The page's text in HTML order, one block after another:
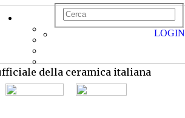
della ceramica italiana
LOGIN